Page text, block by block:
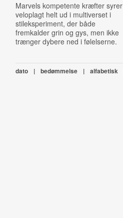
Marvels kompetente kræfter syrer
veloplagt helt ud i multiverset i
stileksperiment, der både
fremkalder grin og gys, men ikke
trænger dybere ned i følelserne.
dato | bedømmelse | alfabetisk